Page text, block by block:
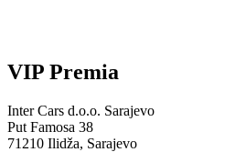
VIP Premia
Inter Cars d.o.o. Sarajevo
Put Famosa 38
71210 Ilidža, Sarajevo